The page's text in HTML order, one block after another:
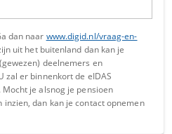
dan naar www.digid.nl/vraag-en-
uit het buitenland dan kan je
deelnemers en
zal er binnenkort de eIDAS
je alsnog je pensioen
dan kan je contact opnemen